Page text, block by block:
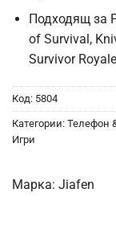
Подходящ за
of Survival,
Survivor
Код: 5804
Категории: Телефон
Игри
Марка: Jiafen